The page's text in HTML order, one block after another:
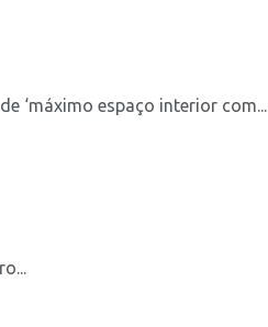
‘máximo espaço interior com...